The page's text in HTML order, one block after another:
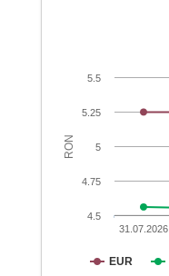
RON
EUR
31.07.2026
4.5
4.75
5
5.25
5.5